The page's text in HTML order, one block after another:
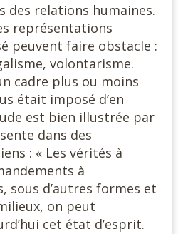
des relations humaines.
représentations
peuvent faire obstacle :
volontarisme.
cadre plus ou moins
était imposé d’en
est bien illustrée par
dans des
: « Les vérités à
à
sous d’autres formes et
on peut
cet état d’esprit.